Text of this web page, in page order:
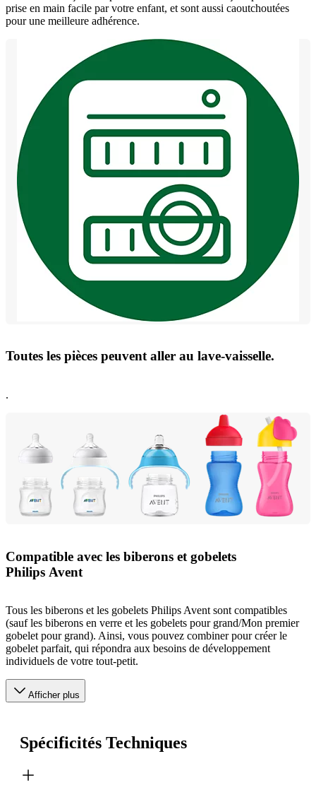
prise en main facile par votre enfant, et sont aussi caoutchoutées
pour une meilleure adhérence.
Toutes les pièces peuvent aller au lave-vaisselle.
.
Compatible avec les biberons et gobelets
Philips Avent
Tous les biberons et les gobelets Philips Avent sont compatibles
(sauf les biberons en verre et les gobelets pour grand/Mon premier
gobelet pour grand). Ainsi, vous pouvez combiner pour créer le
gobelet parfait, qui répondra aux besoins de développement
individuels de votre tout-petit.
Afficher plus
Spécificités Techniques